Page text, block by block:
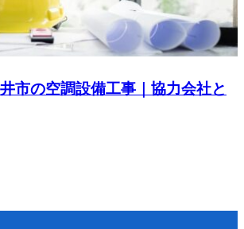
市の空調設備工事｜協力会社と